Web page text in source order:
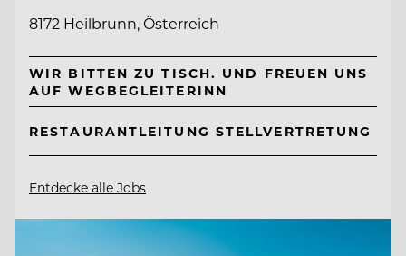
8172 Heilbrunn, Österreich
WIR BITTEN ZU TISCH. UND FREUEN UNS
AUF WEGBEGLEITERINN
RESTAURANTLEITUNG STELLVERTRETUNG
Entdecke alle Jobs